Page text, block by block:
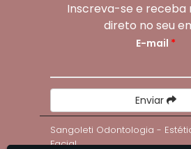
Inscreva-se e receba
direto no seu
E-mail *
Enviar
Sangoleti Odontologia -
Facial